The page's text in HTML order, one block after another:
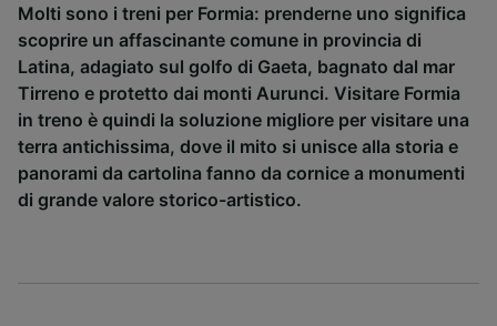
Molti sono i treni per Formia: prenderne uno significa
scoprire un affascinante comune in provincia di
Latina, adagiato sul golfo di Gaeta, bagnato dal mar
Tirreno e protetto dai monti Aurunci. Visitare Formia
in treno è quindi la soluzione migliore per visitare una
terra antichissima, dove il mito si unisce alla storia e
panorami da cartolina fanno da cornice a monumenti
di grande valore storico-artistico.
dati non verranno usati a scopi di
tracciamento se non ci hai fornito il consenso
per farlo.
Noi e i nostri partner trattiamo i dati per
fornire:
Utilizzare dati di geolocalizzazione precisi.
Scansione attiva delle caratteristiche del
dispositivo ai fini dell’identificazione.
personalizzati, misurazione delle prestazioni